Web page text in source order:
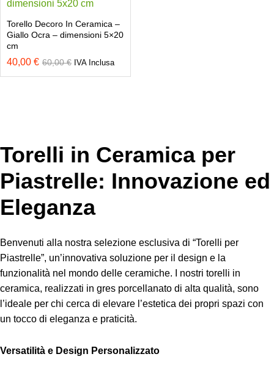
Torello Decoro In Ceramica –
Giallo Ocra – dimensioni 5×20
cm
40,00 € 60,00€ IVA Inclusa
Torelli in Ceramica per
Piastrelle: Innovazione ed
Eleganza
Benvenuti alla nostra selezione esclusiva di “Torelli per
Piastrelle”, un’innovativa soluzione per il design e la
funzionalità nel mondo delle ceramiche. I nostri torelli in
ceramica, realizzati in gres porcellanato di alta qualità, sono
l’ideale per chi cerca di elevare l’estetica dei propri spazi con
un tocco di eleganza e praticità.
Versatilità e Design Personalizzato